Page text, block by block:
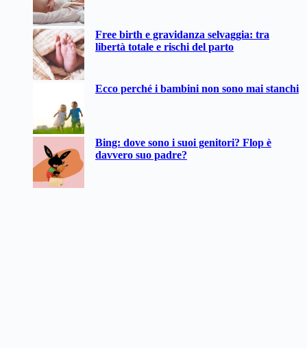
Free birth e gravidanza selvaggia: tra
libertà totale e rischi del parto
Ecco perché i bambini non sono mai stanchi
Bing: dove sono i suoi genitori? Flop è
davvero suo padre?